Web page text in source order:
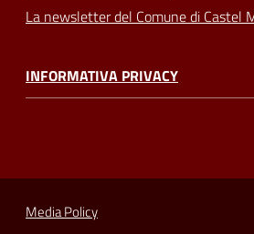
La newsletter del Comune di Castel
INFORMATIVA PRIVACY
Media Policy